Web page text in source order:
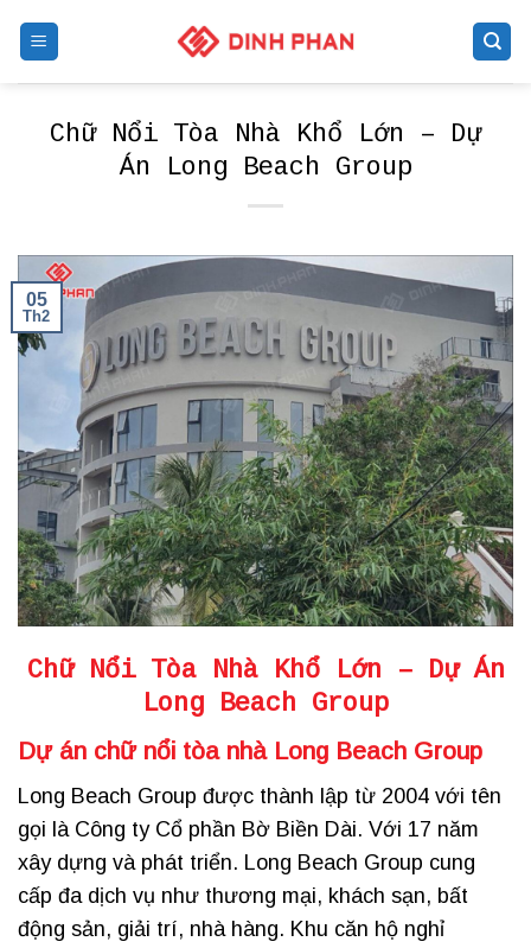
Chữ Nổi Tòa Nhà Khổ Lớn – Dự
Án Long Beach Group
05
Th2
Chữ Nổi Tòa NhàKhổ Lớn – Dự Án
Long Beach Group
Dự án chữ nổi tòa nhà Long Beach Group
Long Beach Group được thành lập từ 2004 với tên
gọi là Công ty Cổ phần Bờ Biền Dài. Với 17 năm
xây dựng và phát triển. Long Beach Group cung
cấp đa dịch vụ như thương mại, khách sạn, bất
động sản, giải trí, nhà hàng. Khu căn hộ nghỉ